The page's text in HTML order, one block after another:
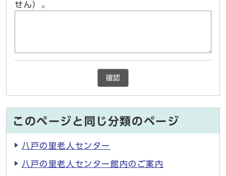
せん）。
確認
このページと同じ分類のページ
八戸の里老人センター
八戸の里老人センター館内のご案内